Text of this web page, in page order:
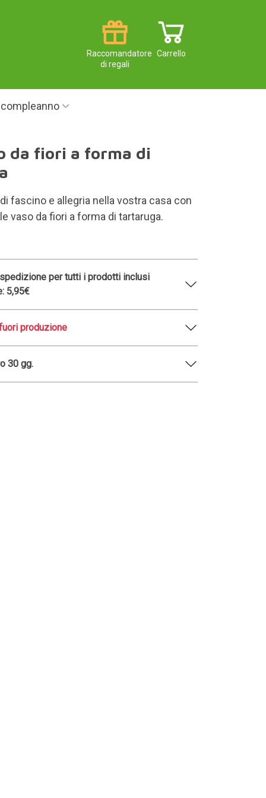
Carrello
Raccomandatore
di regali
da fiori a forma di
fascino e allegria nella vostra casa con
vaso da fiori a forma di tartaruga.
per tutti i prodotti inclusi
5,95€
produzione
30 gg.